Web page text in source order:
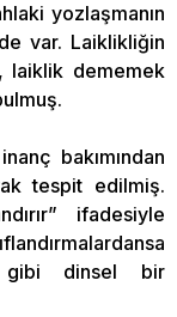
yozlaşmanın
var. Laiklikliğin
laiklik dememek
bakımından
tespit edilmiş.
ifadesiyle
gibi dinsel bir